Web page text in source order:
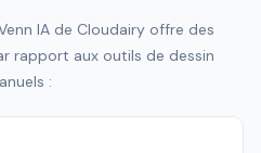
IA de Cloudairy offre des
rapport aux outils de dessin
: